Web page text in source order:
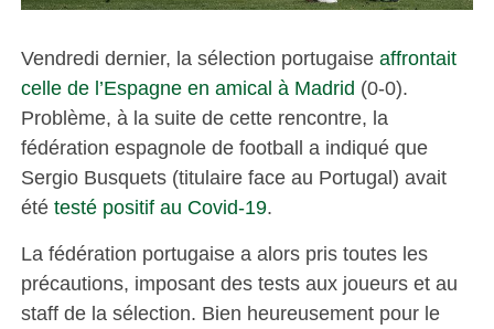
Vendredi dernier, la sélection portugaise affrontait
celle de l’Espagne en amical à Madrid (0-0).
Problème, à la suite de cette rencontre, la
fédération espagnole de football a indiqué que
Sergio Busquets (titulaire face au Portugal) avait
été testé positif au Covid-19.
La fédération portugaise a alors pris toutes les
précautions, imposant des tests aux joueurs et au
staff de la sélection. Bien heureusement pour le